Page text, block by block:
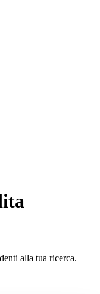
alla tua ricerca.